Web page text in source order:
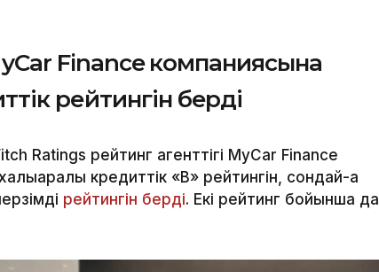
Finance компаниясына
рейтингін берді
Ratings рейтинг агенттігі MyCar Finance
кредиттік «B» рейтингін, сондай-ақ
рейтингін берді. Екі рейтинг бойынша да